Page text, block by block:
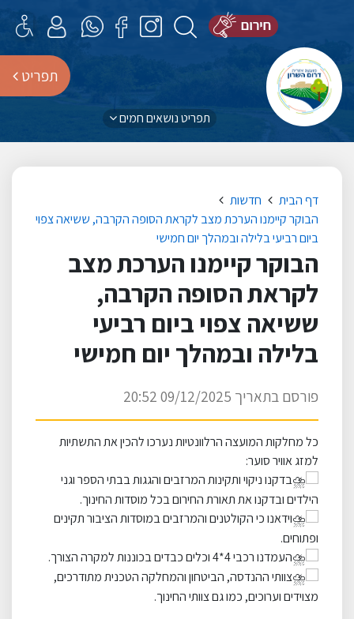
תפריט נושאים חמים
תפריט
דף הבית
חדשות
הבוקר קיימנו הערכת מצב לקראת הסופה הקרבה, ששיאה צפוי
ביום רביעי בלילה ובמהלך יום חמישי
הבוקר קיימנו הערכת מצב
לקראת הסופה הקרבה,
ששיאה צפוי ביום רביעי
בלילה ובמהלך יום חמישי
פורסם בתאריך 09/12/2025 20:52
כל מחלקות המועצה הרלוונטיות נערכו להכין את התשתיות
למזג אוויר סוער:
בדקנו ניקוי ותקינות המרזבים והגגות בבתי הספר וגני
הילדים ובדקנו את תאורת החירום בכל מוסדות החינוך.
וידאנו כי הקולטנים והמרזבים במוסדות הציבור תקינים
ופתוחים.
העמדנו רכבי 4*4 וכלים כבדים בכוננות למקרה הצורך.
צוותי ההנדסה, הביטחון והמחלקה הטכנית מתודרכים,
מצוידים וערוכים, כמו גם צוותי החינוך.